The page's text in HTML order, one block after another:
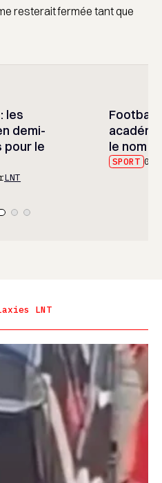
resterait fermée tant que
les
demi-
pour le
LNT
Football
le nom
SPORT 09/
LNT